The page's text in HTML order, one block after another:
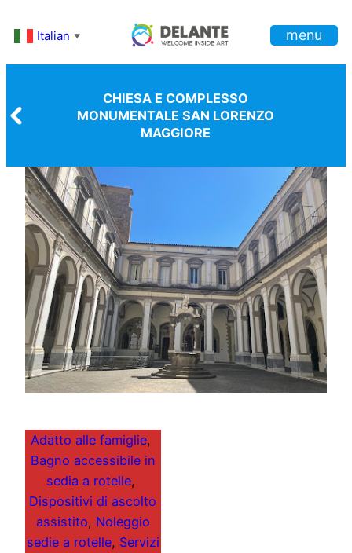
Italian ▼ menu
CHIESA E COMPLESSO
MONUMENTALE SAN LORENZO
MAGGIORE
Adatto alle famiglie
Bagno accessibile in
sedia a rotelle
Dispositivi di ascolto
assistito, Noleggio
sedie a rotelle, Servizi